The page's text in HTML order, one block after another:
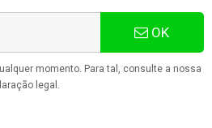
OK
momento. Para tal, consulte a nossa
legal.